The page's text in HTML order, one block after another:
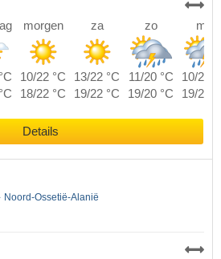
morgen za zo ma
10/22 °C 13/22 °C 11/20 °C
10/20
18/22 °C 19/22 °C 19/20 °C 19/20
Details
Noord-Ossetië-Alanië